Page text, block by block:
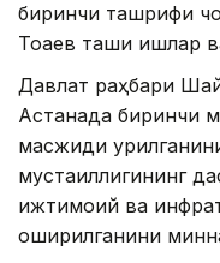
биринчи ташрифи
Тоқаев ташқи ишлар
Давлат раҳбари
Астанада биринчи
масжиди
мустақиллигининг
ижтимоий ва
оширилганини